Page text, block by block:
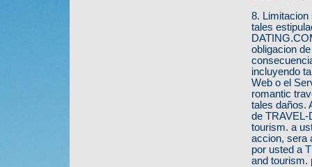
8. Limitacion
tales
obligacion
incluyendo
Web o el
romantic
tales daños.
de TRAVEL-
tourism. a
accion, sera
por usted a
and tourism.